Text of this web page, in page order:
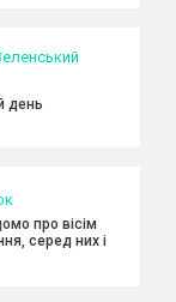
день
про вісім
серед них і